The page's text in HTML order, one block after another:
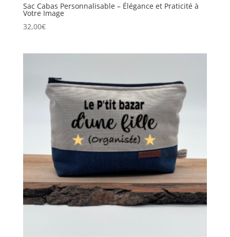
Sac Cabas Personnalisable – Élégance et Praticité à
Votre Image
32,00€